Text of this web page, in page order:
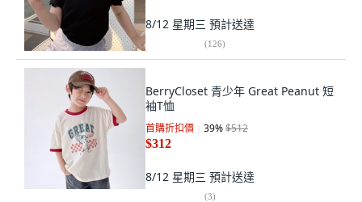
8/12 星期三 預計送達
(126)
BerryCloset 青少年 Great Peanut 短
袖T恤
首購折扣價 39%$512
$312
8/12 星期三 預計送達
(3)